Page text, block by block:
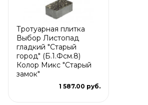
Тротуарная плитка
Выбор Листопад
гладкий "Старый
город" (Б.1.Фсм.8)
Колор Микс "Старый
замок"
1 587.00 руб.